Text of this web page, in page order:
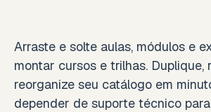
Arraste e solte aulas, módulos e
montar cursos e trilhas. Duplique,
reorganize seu catálogo em
depender de suporte técnico